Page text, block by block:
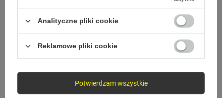
Z BLISKA
Detale, które robią różnicę
Analityczne pliki cookie
Reklamowe pliki cookie
Potwierdzam wszystkie